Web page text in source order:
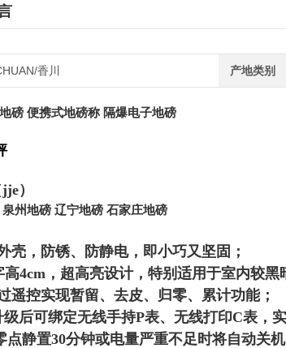
香川 产地类别
磅 便携式地磅称 隔爆电子地磅
）
州地磅 辽宁地磅 石家庄地磅
壳，防锈、防静电，即小巧又坚固；
4cm，超高亮设计，特别适用于室内较黑
遥控实现暂留、去皮、归零、累计功能；
后可绑定无线手持P表、无线打印C表，
静置30分钟或电量严重不足时将自动关机